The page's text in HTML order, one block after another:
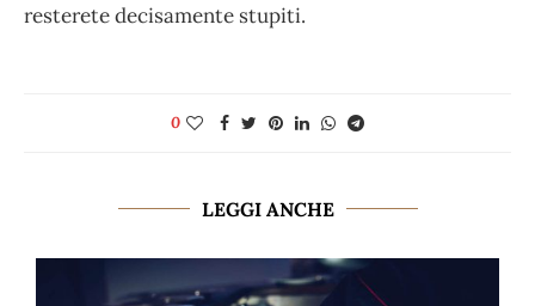
resterete decisamente stupiti.
0
LEGGI ANCHE